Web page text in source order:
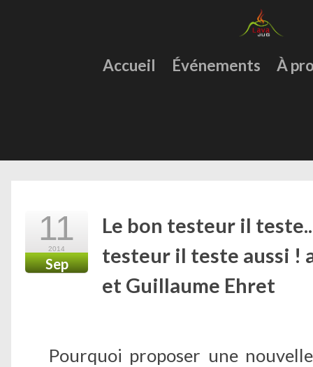
Accueil Événements À
11
2014
Sep
Le bon testeur il
testeur il teste aussi !
et Guillaume Ehret
Pourquoi proposer une